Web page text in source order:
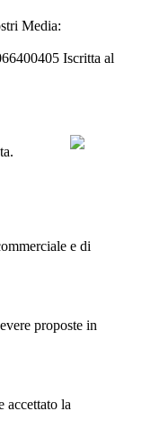
Media:
Iscritta al
e di
proposte in
la